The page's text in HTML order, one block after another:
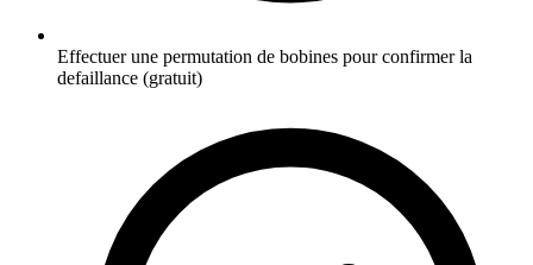
Effectuer une permutation de bobines pour confirmer la
defaillance (gratuit)